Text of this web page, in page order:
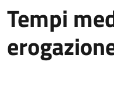
Tempi